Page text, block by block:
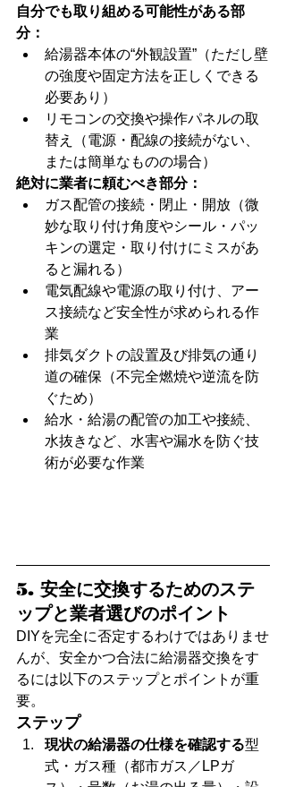
自分でも取り組める可能性がある部
分：
給湯器本体の“外観設置”（ただし壁
の強度や固定方法を正しくできる
必要あり）
リモコンの交換や操作パネルの取
替え（電源・配線の接続がない、
または簡単なものの場合）
絶対に業者に頼むべき部分：
ガス配管の接続・閉止・開放（微
妙な取り付け角度やシール・パッ
キンの選定・取り付けにミスがあ
ると漏れる）
電気配線や電源の取り付け、アー
ス接続など安全性が求められる作
業
排気ダクトの設置及び排気の通り
道の確保（不完全燃焼や逆流を防
ぐため）
給水・給湯の配管の加工や接続、
水抜きなど、水害や漏水を防ぐ技
術が必要な作業
5. 安全に交換するためのステ
ップと業者選びのポイント
DIYを完全に否定するわけではありませ
んが、安全かつ合法に給湯器交換をす
るには以下のステップとポイントが重
要。
ステップ
現状の給湯器の仕様を確認する型
式・ガス種（都市ガス／LPガ